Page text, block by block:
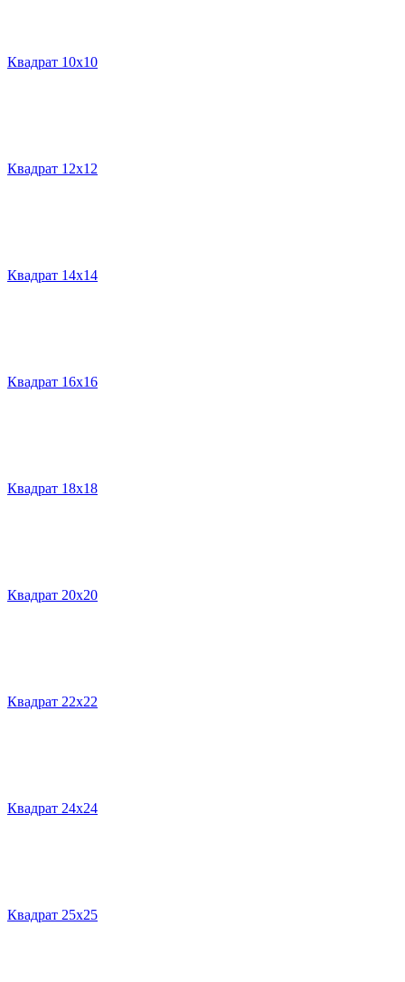
Квадрат 10х10
Квадрат 12х12
Квадрат 14х14
Квадрат 16х16
Квадрат 18х18
Квадрат 20х20
Квадрат 22х22
Квадрат 24х24
Квадрат 25х25